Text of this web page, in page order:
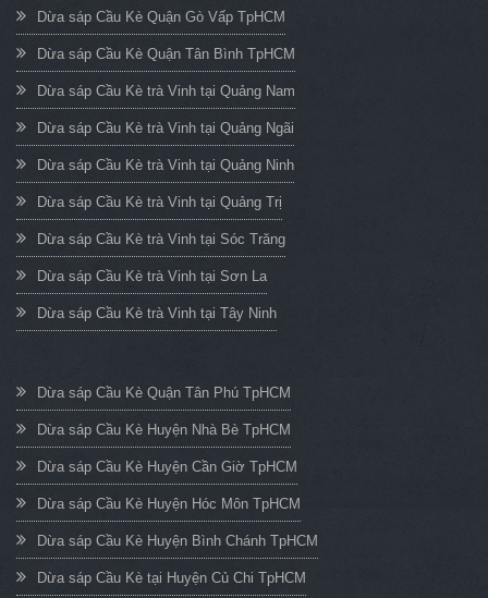
Dừa sáp Cầu Kè Quận Gò Vấp TpHCM
Dừa sáp Cầu Kè Quận Tân Bình TpHCM
Dừa sáp Cầu Kè trà Vinh tại Quảng Nam
Dừa sáp Cầu Kè trà Vinh tại Quảng Ngãi
Dừa sáp Cầu Kè trà Vinh tại Quảng Ninh
Dừa sáp Cầu Kè trà Vinh tại Quảng Trị
Dừa sáp Cầu Kè trà Vinh tại Sóc Trăng
Dừa sáp Cầu Kè trà Vinh tại Sơn La
Dừa sáp Cầu Kè trà Vinh tại Tây Ninh
Dừa sáp Cầu Kè Quận Tân Phú TpHCM
Dừa sáp Cầu Kè Huyện Nhà Bè TpHCM
Dừa sáp Cầu Kè Huyện Cần Giờ TpHCM
Dừa sáp Cầu Kè Huyện Hóc Môn TpHCM
Dừa sáp Cầu Kè Huyện Bình Chánh TpHCM
Dừa sáp Cầu Kè tại Huyện Củ Chi TpHCM